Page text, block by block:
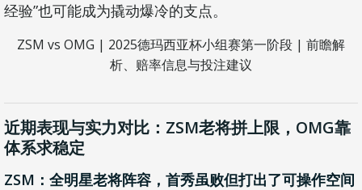
经验”也可能成为撬动爆冷的支点。
ZSM vs OMG | 2025德玛西亚杯小组赛第一阶段 | 前瞻解
析、赔率信息与投注建议
近期表现与实力对比：ZSM老将拼上限，OMG靠
体系求稳定
ZSM：全明星老将阵容，首秀虽败但打出了可操作空间